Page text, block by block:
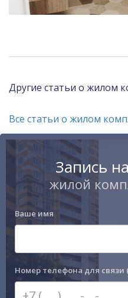
Другие статьи о жилом
Все статьи о жилом
Запись
жилой
Ваше имя
Номер телефона для связи